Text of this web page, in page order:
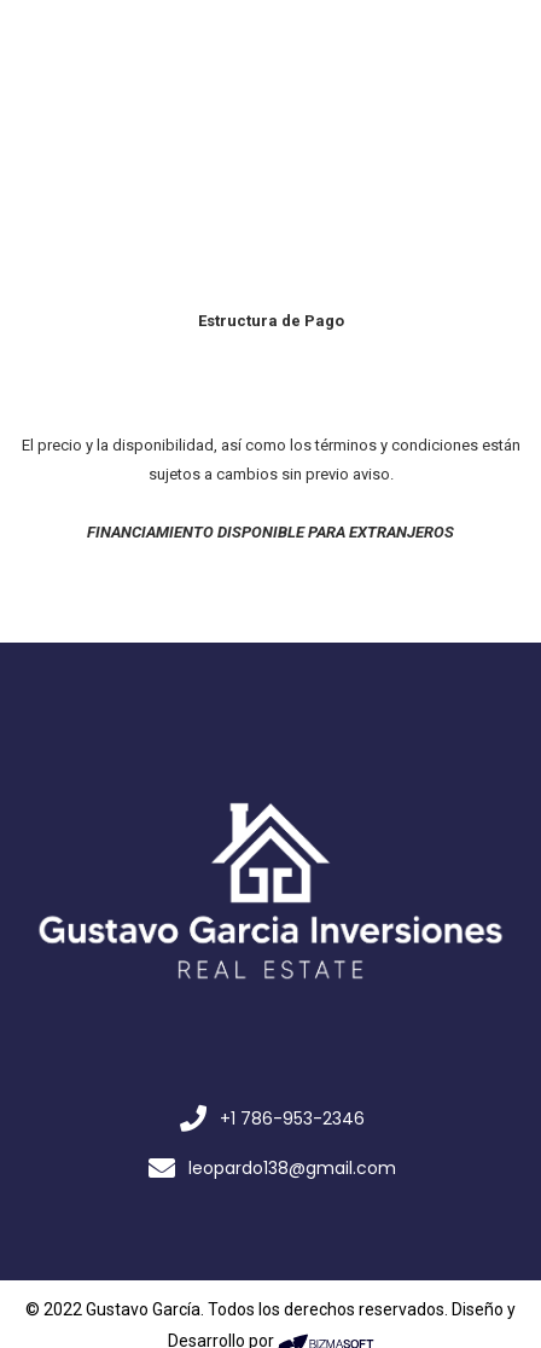
Estructura de Pago
El precio y la disponibilidad, así como los términos y condiciones están
sujetos a cambios sin previo aviso.
FINANCIAMIENTO DISPONIBLE PARA EXTRANJEROS
+1 786-953-2346
leopardo138@gmail.com
© 2022 Gustavo García. Todos los derechos reservados. Diseño y
Desarrollo por